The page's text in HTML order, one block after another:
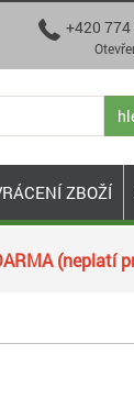
(neplatí
ZBOŽÍ
 +420
Otevřeno po -